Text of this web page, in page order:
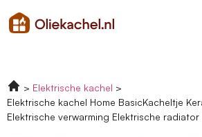
Elektrische kachel
Elektrische kachel Home BasicKacheltje
Elektrische verwarming Elektrische radiator